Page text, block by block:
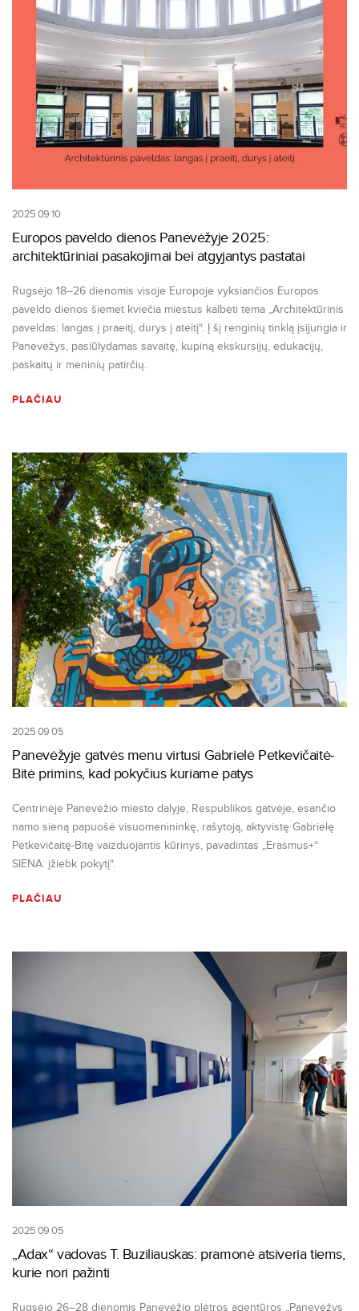
2025 09 10
Europos paveldo dienos Panevėžyje 2025:
architektūriniai pasakojimai bei atgyjantys pastatai
Rugsėjo 18–26 dienomis visoje Europoje vyksiančios Europos
paveldo dienos šiemet kviečia miestus kalbėti tema „Architektūrinis
paveldas: langas į praeitį, durys į ateitį“. Į šį renginių tinklą įsijungia ir
Panevėžys, pasiūlydamas savaitę, kupiną ekskursijų, edukacijų,
paskaitų ir meninių patirčių.
PLAČIAU
2025 09 05
Panevėžyje gatvės menu virtusi Gabrielė Petkevičaitė-
Bitė primins, kad pokyčius kuriame patys
Centrinėje Panevėžio miesto dalyje, Respublikos gatvėje, esančio
namo sieną papuošė visuomenininkę, rašytoją, aktyvistę Gabrielę
Petkevičaitę-Bitę vaizduojantis kūrinys, pavadintas „Erasmus+“
SIENA: įžiebk pokytį“.
PLAČIAU
2025 09 05
„Adax“ vadovas T. Buziliauskas: pramonė atsiveria tiems,
kurie nori pažinti
Rugsėjo 26–28 dienomis Panevėžio plėtros agentūros „Panevėžys